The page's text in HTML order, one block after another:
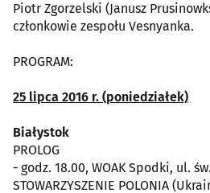
Piotr Zgorzelski (Janusz
członkowie zespołu Vesnyanka.
PROGRAM:
25 lipca 2016 r. (poniedziałek)
Białystok
PROLOG
- godz. 18.00, WOAK Spodki, ul.
STOWARZYSZENIE POLONIA